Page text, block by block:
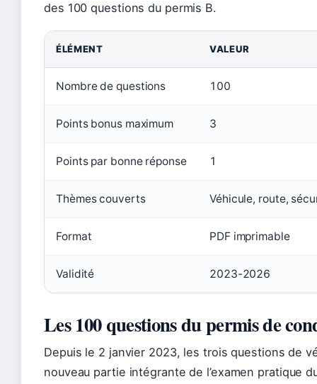
des 100 questions du permis B.
ÉLÉMENT VALEUR
Nombre de questions 100
Points bonus maximum 3
Points par bonne réponse 1
Thèmes couverts Véhicule, route,
Format PDF imprimable
Validité 2023-2026
Les 100 questions du permis de
Depuis le 2 janvier 2023, les trois questions de
nouveau partie intégrante de l’examen pratique